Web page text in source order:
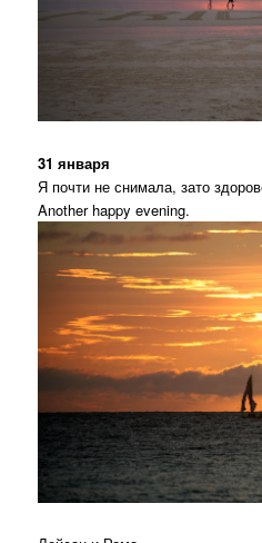
31 января
Я почти не снимала, зато
Another happy evening.